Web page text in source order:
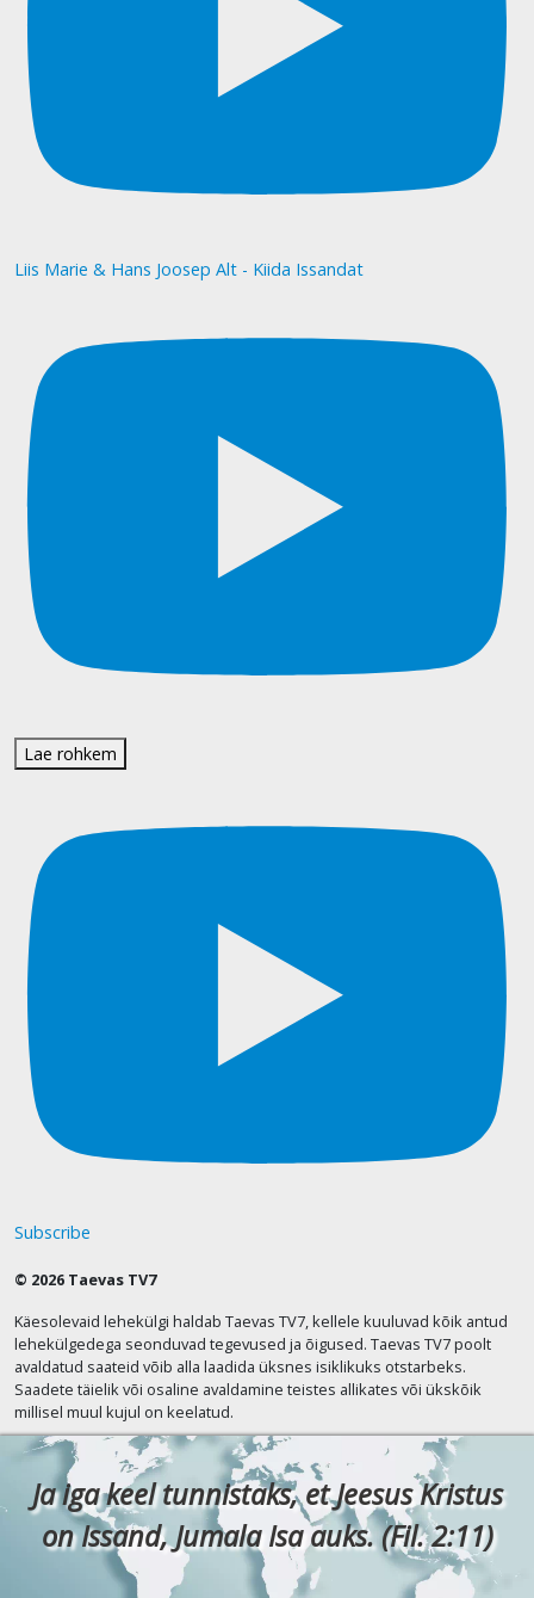
Liis Marie & Hans Joosep Alt - Kiida Issandat
Lae rohkem
Subscribe
© 2026 Taevas TV7
Käesolevaid lehekülgi haldab Taevas TV7, kellele kuuluvad kõik antud
lehekülgedega seonduvad tegevused ja õigused. Taevas TV7 poolt
avaldatud saateid võib alla laadida üksnes isiklikuks otstarbeks.
Saadete täielik või osaline avaldamine teistes allikates või ükskõik
millisel muul kujul on keelatud.
Ja iga keel tunnistaks, et Jeesus Kristus
on Issand, Jumala Isa auks. (Fil. 2:11)